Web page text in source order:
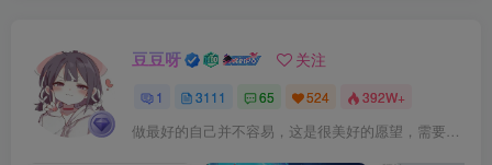
豆豆呀 关注
1 3111 65 524 392W+
做最好的自己并不容易，这是很美好的愿望，需要耐心、坚持和毅力